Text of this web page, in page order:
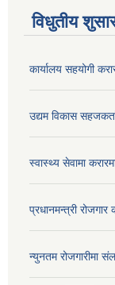
विधुतीय
कार्यालय सहयोगी
उद्यम विकास
स्वास्थ्य सेवामा
प्रधानमन्त्री रोजगार
न्युनतम रोजगारीमा